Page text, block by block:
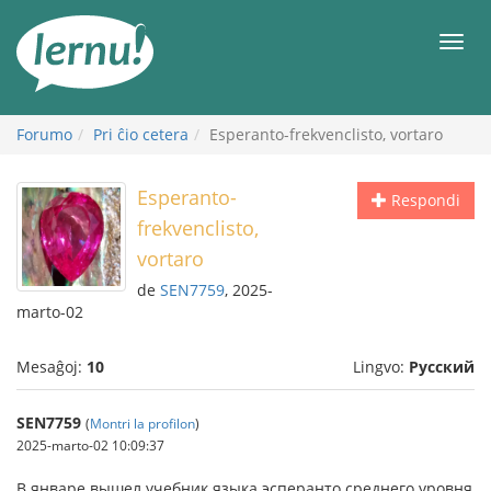
enhavo
Forumo Pri ĉio cetera Esperanto-frekvenclisto, vortaro
Respondi
Esperanto-
frekvenclisto,
vortaro
de SEN7759, 2025-
marto-02
Mesaĝoj: 10 Lingvo: Русский
SEN7759 (Montri la profilon)
2025-marto-02 10:09:37